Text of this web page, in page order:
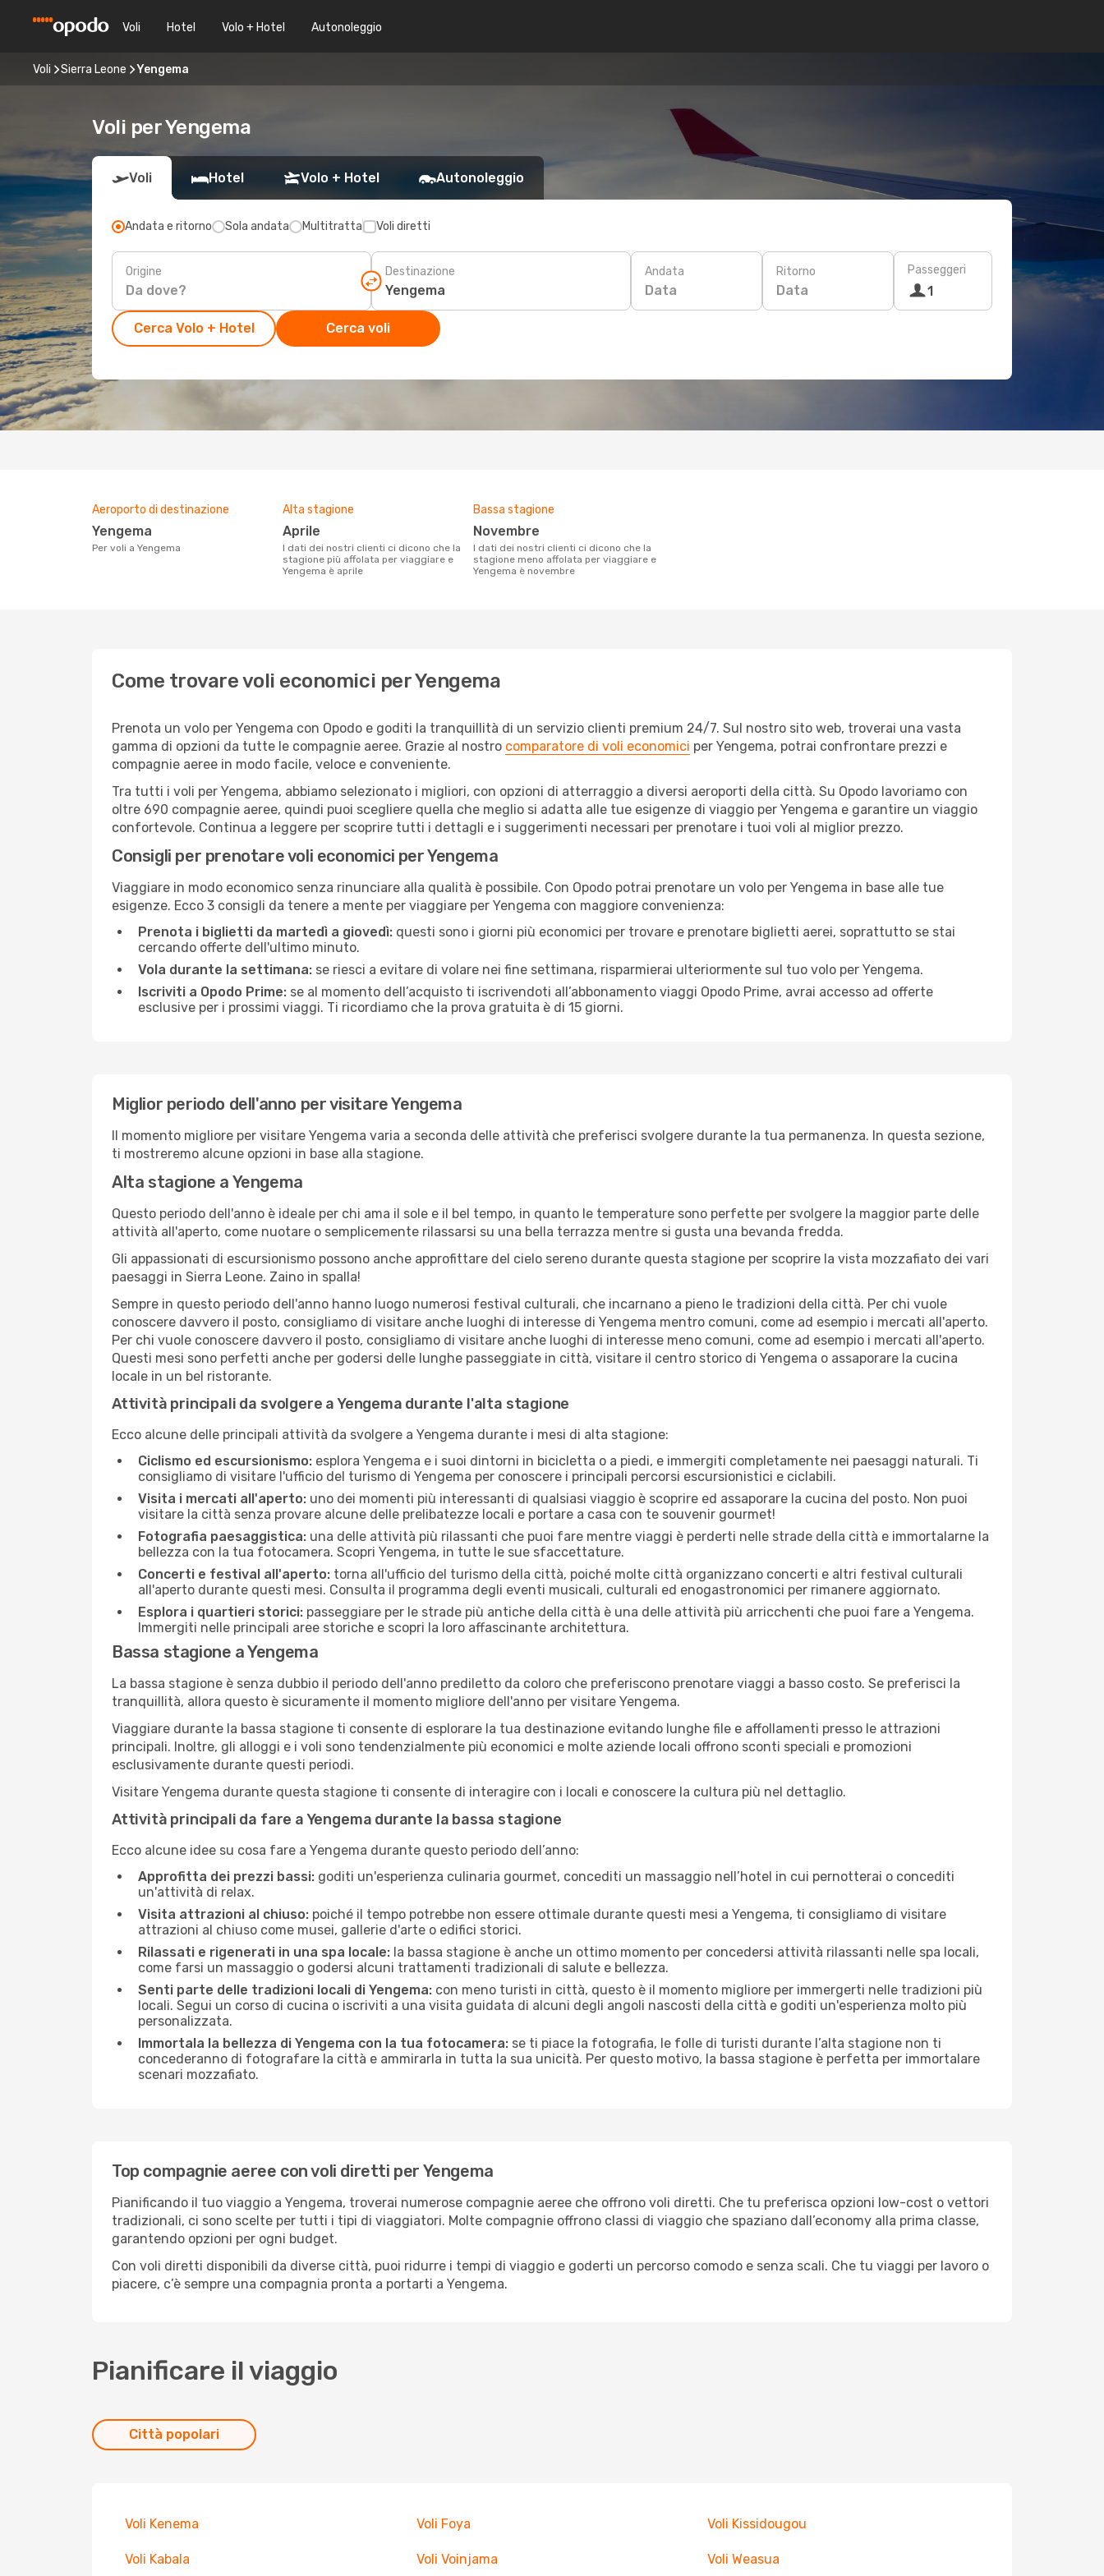
Voli Hotel Volo + Hotel Autonoleggio
Voli Sierra Leone Yengema
Voli per Yengema
Voli Hotel Volo + Hotel Autonoleggio
Andata e ritorno Sola andata Multitratta Voli diretti
Origine Destinazione Andata
Data
Ritorno
Data
Passeggeri
1
Cerca Volo + Hotel Cerca voli
Aeroporto di destinazione
Yengema
Per voli a Yengema
Alta stagione
aprile
I dati dei nostri clienti ci dicono che la
stagione più affolata per viaggiare e
Yengema è aprile
Bassa stagione
novembre
I dati dei nostri clienti ci dicono che la
stagione meno affolata per viaggiare e
Yengema è novembre
Come trovare voli economici per Yengema
Prenota un volo per Yengema con Opodo e goditi la tranquillità di un servizio clienti premium 24/7. Sul nostro sito web, troverai una vasta
gamma di opzioni da tutte le compagnie aeree. Grazie al nostro comparatore di voli economici per Yengema, potrai confrontare prezzi e
compagnie aeree in modo facile, veloce e conveniente.
Tra tutti i voli per Yengema, abbiamo selezionato i migliori, con opzioni di atterraggio a diversi aeroporti della città. Su Opodo lavoriamo con
oltre 690 compagnie aeree, quindi puoi scegliere quella che meglio si adatta alle tue esigenze di viaggio per Yengema e garantire un viaggio
confortevole. Continua a leggere per scoprire tutti i dettagli e i suggerimenti necessari per prenotare i tuoi voli al miglior prezzo.
Consigli per prenotare voli economici per Yengema
Viaggiare in modo economico senza rinunciare alla qualità è possibile. Con Opodo potrai prenotare un volo per Yengema in base alle tue
esigenze. Ecco 3 consigli da tenere a mente per viaggiare per Yengema con maggiore convenienza:
Prenota i biglietti da martedì a giovedì: questi sono i giorni più economici per trovare e prenotare biglietti aerei, soprattutto se stai
cercando offerte dell'ultimo minuto.
Vola durante la settimana: se riesci a evitare di volare nei fine settimana, risparmierai ulteriormente sul tuo volo per Yengema.
Iscriviti a Opodo Prime: se al momento dell’acquisto ti iscrivendoti all’abbonamento viaggi Opodo Prime, avrai accesso ad offerte
esclusive per i prossimi viaggi. Ti ricordiamo che la prova gratuita è di 15 giorni.
Miglior periodo dell'anno per visitare Yengema
Il momento migliore per visitare Yengema varia a seconda delle attività che preferisci svolgere durante la tua permanenza. In questa sezione,
ti mostreremo alcune opzioni in base alla stagione.
Alta stagione a Yengema
Questo periodo dell'anno è ideale per chi ama il sole e il bel tempo, in quanto le temperature sono perfette per svolgere la maggior parte delle
attività all'aperto, come nuotare o semplicemente rilassarsi su una bella terrazza mentre si gusta una bevanda fredda.
Gli appassionati di escursionismo possono anche approfittare del cielo sereno durante questa stagione per scoprire la vista mozzafiato dei vari
paesaggi in Sierra Leone. Zaino in spalla!
Sempre in questo periodo dell'anno hanno luogo numerosi festival culturali, che incarnano a pieno le tradizioni della città. Per chi vuole
conoscere davvero il posto, consigliamo di visitare anche luoghi di interesse di Yengema mentro comuni, come ad esempio i mercati all'aperto.
Per chi vuole conoscere davvero il posto, consigliamo di visitare anche luoghi di interesse meno comuni, come ad esempio i mercati all'aperto.
Questi mesi sono perfetti anche per godersi delle lunghe passeggiate in città, visitare il centro storico di Yengema o assaporare la cucina
locale in un bel ristorante.
Attività principali da svolgere a Yengema durante l'alta stagione
Ecco alcune delle principali attività da svolgere a Yengema durante i mesi di alta stagione:
Ciclismo ed escursionismo: esplora Yengema e i suoi dintorni in bicicletta o a piedi, e immergiti completamente nei paesaggi naturali. Ti
consigliamo di visitare l'ufficio del turismo di Yengema per conoscere i principali percorsi escursionistici e ciclabili.
Visita i mercati all'aperto: uno dei momenti più interessanti di qualsiasi viaggio è scoprire ed assaporare la cucina del posto. Non puoi
visitare la città senza provare alcune delle prelibatezze locali e portare a casa con te souvenir gourmet!
Fotografia paesaggistica: una delle attività più rilassanti che puoi fare mentre viaggi è perderti nelle strade della città e immortalarne la
bellezza con la tua fotocamera. Scopri Yengema, in tutte le sue sfaccettature.
Concerti e festival all'aperto: torna all'ufficio del turismo della città, poiché molte città organizzano concerti e altri festival culturali
all'aperto durante questi mesi. Consulta il programma degli eventi musicali, culturali ed enogastronomici per rimanere aggiornato.
Esplora i quartieri storici: passeggiare per le strade più antiche della città è una delle attività più arricchenti che puoi fare a Yengema.
Immergiti nelle principali aree storiche e scopri la loro affascinante architettura.
Bassa stagione a Yengema
La bassa stagione è senza dubbio il periodo dell'anno prediletto da coloro che preferiscono prenotare viaggi a basso costo. Se preferisci la
tranquillità, allora questo è sicuramente il momento migliore dell'anno per visitare Yengema.
Viaggiare durante la bassa stagione ti consente di esplorare la tua destinazione evitando lunghe file e affollamenti presso le attrazioni
principali. Inoltre, gli alloggi e i voli sono tendenzialmente più economici e molte aziende locali offrono sconti speciali e promozioni
esclusivamente durante questi periodi.
Visitare Yengema durante questa stagione ti consente di interagire con i locali e conoscere la cultura più nel dettaglio.
Attività principali da fare a Yengema durante la bassa stagione
Ecco alcune idee su cosa fare a Yengema durante questo periodo dell’anno:
Approfitta dei prezzi bassi: goditi un'esperienza culinaria gourmet, concediti un massaggio nell’hotel in cui pernotterai o concediti
un'attività di relax.
Visita attrazioni al chiuso: poiché il tempo potrebbe non essere ottimale durante questi mesi a Yengema, ti consigliamo di visitare
attrazioni al chiuso come musei, gallerie d'arte o edifici storici.
Rilassati e rigenerati in una spa locale: la bassa stagione è anche un ottimo momento per concedersi attività rilassanti nelle spa locali,
come farsi un massaggio o godersi alcuni trattamenti tradizionali di salute e bellezza.
Senti parte delle tradizioni locali di Yengema: con meno turisti in città, questo è il momento migliore per immergerti nelle tradizioni più
locali. Segui un corso di cucina o iscriviti a una visita guidata di alcuni degli angoli nascosti della città e goditi un'esperienza molto più
personalizzata.
Immortala la bellezza di Yengema con la tua fotocamera: se ti piace la fotografia, le folle di turisti durante l’alta stagione non ti
concederanno di fotografare la città e ammirarla in tutta la sua unicità. Per questo motivo, la bassa stagione è perfetta per immortalare
scenari mozzafiato.
Top compagnie aeree con voli diretti per Yengema
Pianificando il tuo viaggio a Yengema, troverai numerose compagnie aeree che offrono voli diretti. Che tu preferisca opzioni low-cost o vettori
tradizionali, ci sono scelte per tutti i tipi di viaggiatori. Molte compagnie offrono classi di viaggio che spaziano dall’economy alla prima classe,
garantendo opzioni per ogni budget.
Con voli diretti disponibili da diverse città, puoi ridurre i tempi di viaggio e goderti un percorso comodo e senza scali. Che tu viaggi per lavoro o
piacere, c’è sempre una compagnia pronta a portarti a Yengema.
Pianificare il viaggio
Città popolari
Voli Kenema Voli Foya Voli Kissidougou
Voli Kabala Voli Voinjama Voli Weasua